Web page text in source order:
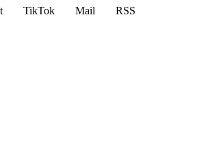
TikTok Mail
RSS